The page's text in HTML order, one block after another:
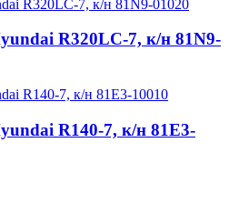
R320LC-7, к/н 81N9-
R140-7, к/н 81E3-